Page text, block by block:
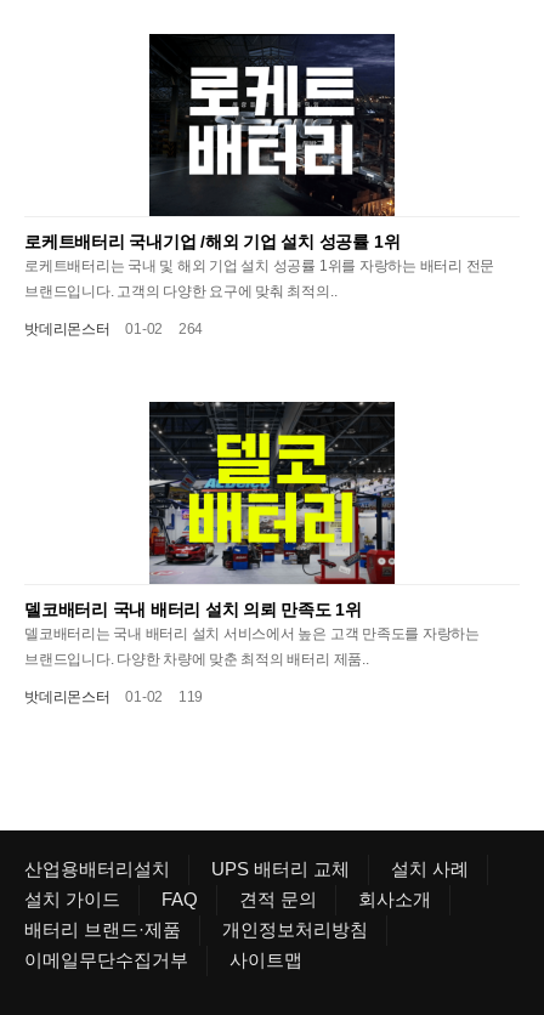
로케트배터리 국내기업 /해외 기업 설치 성공률 1위
로케트배터리는 국내 및 해외 기업 설치 성공률 1위를 자랑하는 배터리 전문
브랜드입니다. 고객의 다양한 요구에 맞춰 최적의..
밧데리몬스터 01-02 264
델코배터리 국내 배터리 설치 의뢰 만족도 1위
델코배터리는 국내 배터리 설치 서비스에서 높은 고객 만족도를 자랑하는
브랜드입니다. 다양한 차량에 맞춘 최적의 배터리 제품..
밧데리몬스터 01-02 119
산업용배터리설치 UPS 배터리 교체
설치 사례
설치 가이드
FAQ 견적 문의
회사소개
배터리 브랜드·제품
개인정보처리방침
이메일무단수집거부
사이트맵